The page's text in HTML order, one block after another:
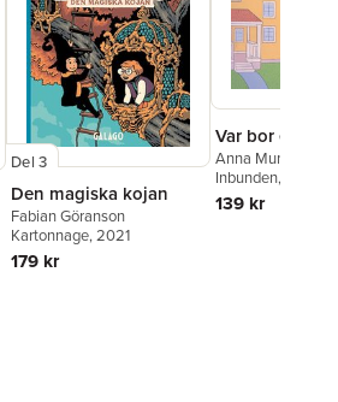
Del 3
Den magiska kojan
Fabian Göranson
Kartonnage, 2021
179 kr
Var bor
Anna Munyua
Oliphant
Inbunden, 2024
139 kr